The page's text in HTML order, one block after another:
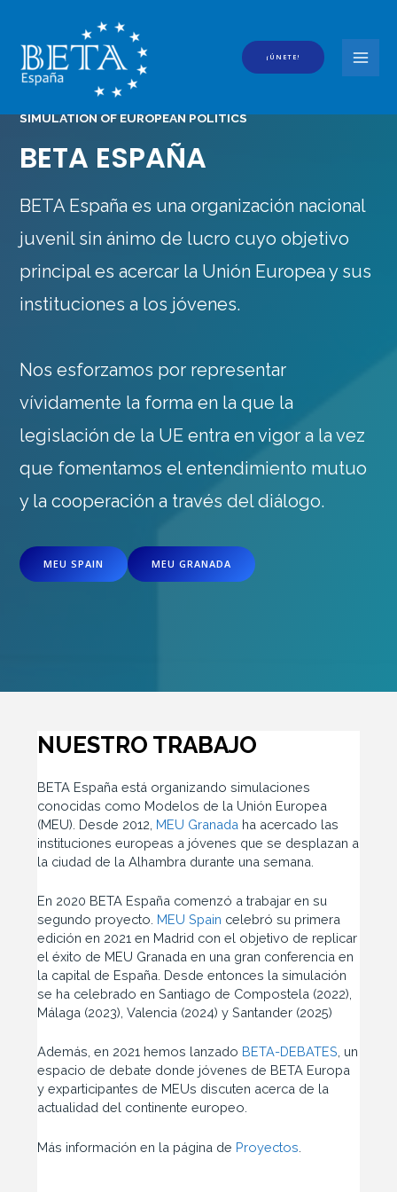
contenido
¡ÚNETE!
SIMULATION OF EUROPEAN POLITICS
BETA ESPAÑA
BETA España es una organización nacional
juvenil sin ánimo de lucro cuyo objetivo
principal es acercar la Unión Europea y sus
instituciones a los jóvenes.
Nos esforzamos por representar
vívidamente la forma en la que la
legislación de la UE entra en vigor a la vez
que fomentamos el entendimiento mutuo
y la cooperación a través del diálogo.
MEU SPAIN MEU GRANADA
NUESTRO TRABAJO
BETA España está organizando simulaciones
conocidas como Modelos de la Unión Europea
(MEU). Desde 2012, MEU Granada ha acercado las
instituciones europeas a jóvenes que se desplazan a
la ciudad de la Alhambra durante una semana.
En 2020 BETA España comenzó a trabajar en su
segundo proyecto. MEU Spain celebró su primera
edición en 2021 en Madrid con el objetivo de replicar
el éxito de MEU Granada en una gran conferencia en
la capital de España. Desde entonces la simulación
se ha celebrado en Santiago de Compostela (2022),
Málaga (2023), Valencia (2024) y Santander (2025)
Además, en 2021 hemos lanzado BETA-DEBATES, un
espacio de debate donde jóvenes de BETA Europa
y exparticipantes de MEUs discuten acerca de la
actualidad del continente europeo.
Más información en la página de Proyectos